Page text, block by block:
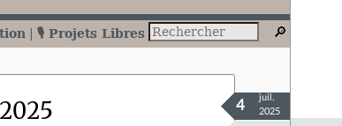
🎙️ Projets Libres
4
juil.
2025